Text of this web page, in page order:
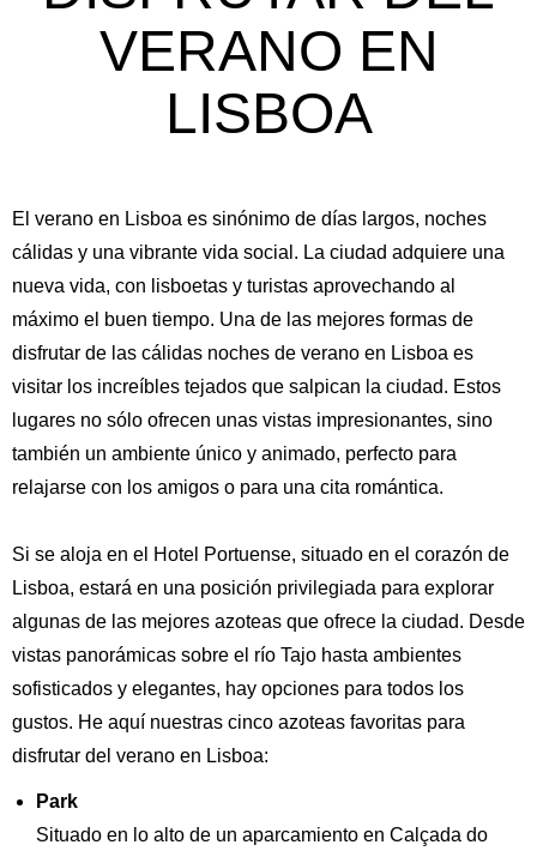
VERANO EN
LISBOA
El verano en Lisboa es sinónimo de días largos, noches
cálidas y una vibrante vida social. La ciudad adquiere una
nueva vida, con lisboetas y turistas aprovechando al
máximo el buen tiempo. Una de las mejores formas de
disfrutar de las cálidas noches de verano en Lisboa es
visitar los increíbles tejados que salpican la ciudad. Estos
lugares no sólo ofrecen unas vistas impresionantes, sino
también un ambiente único y animado, perfecto para
relajarse con los amigos o para una cita romántica.
Si se aloja en el Hotel Portuense, situado en el corazón de
Lisboa, estará en una posición privilegiada para explorar
algunas de las mejores azoteas que ofrece la ciudad. Desde
vistas panorámicas sobre el río Tajo hasta ambientes
sofisticados y elegantes, hay opciones para todos los
gustos. He aquí nuestras cinco azoteas favoritas para
disfrutar del verano en Lisboa:
Park
Situado en lo alto de un aparcamiento en Calçada do